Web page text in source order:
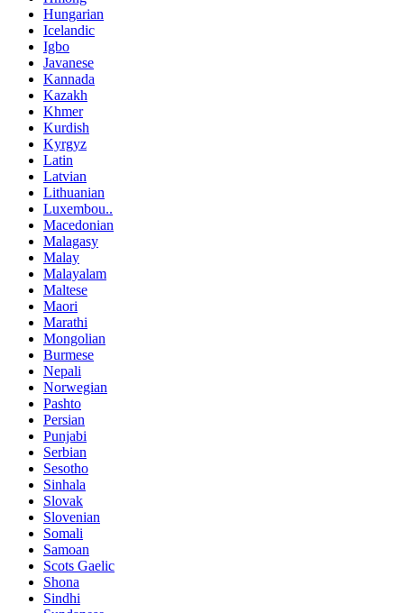
Hungarian
Icelandic
Igbo
Javanese
Kannada
Kazakh
Khmer
Kurdish
Kyrgyz
Latin
Latvian
Lithuanian
Luxembou..
Macedonian
Malagasy
Malay
Malayalam
Maltese
Maori
Marathi
Mongolian
Burmese
Nepali
Norwegian
Pashto
Persian
Punjabi
Serbian
Sesotho
Sinhala
Slovak
Slovenian
Somali
Samoan
Scots Gaelic
Shona
Sindhi